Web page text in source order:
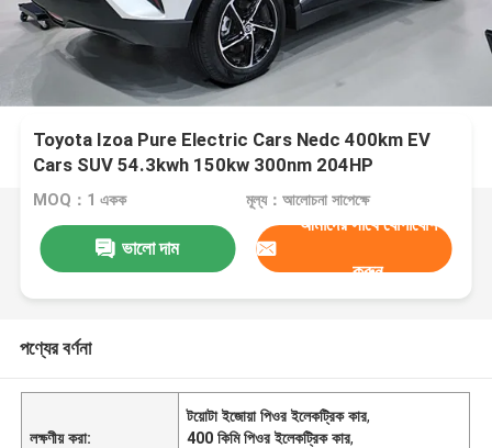
Toyota Izoa Pure Electric Cars Nedc 400km EV
Cars SUV 54.3kwh 150kw 300nm 204HP
MOQ：1 একক মূল্য：আলোচনা সাপেক্ষে
ভালো দাম
আমাদের সাথে যোগাযোগ
করুন
পণ্যের বর্ণনা
লক্ষণীয় করা:
টয়োটা ইজোয়া পিওর ইলেকট্রিক কার,
400 কিমি পিওর ইলেকট্রিক কার,